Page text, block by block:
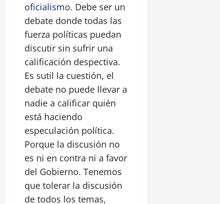
oficialismo. Debe ser un
debate donde todas las
fuerza políticas puedan
discutir sin sufrir una
calificación despectiva.
Es sutil la cuestión, el
debate no puede llevar a
nadie a calificar quién
está haciendo
especulación política.
Porque la discusión no
es ni en contra ni a favor
del Gobierno. Tenemos
que tolerar la discusión
de todos los temas,